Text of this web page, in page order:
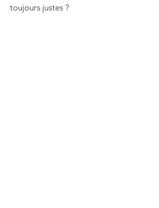
toujours justes ?